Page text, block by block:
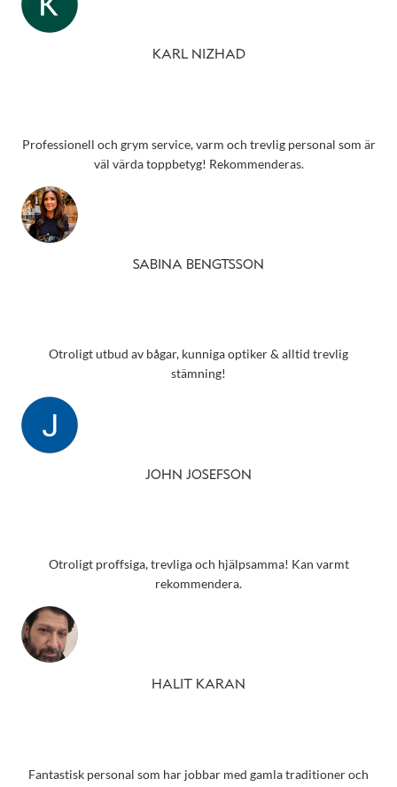
KARL NIZHAD
Professionell och grym service, varm och trevlig personal som är
väl värda toppbetyg! Rekommenderas.
SABINA BENGTSSON
Otroligt utbud av bågar, kunniga optiker & alltid trevlig
stämning!
JOHN JOSEFSON
Otroligt proffsiga, trevliga och hjälpsamma! Kan varmt
rekommendera.
HALIT KARAN
Fantastisk personal som har jobbar med gamla traditioner och